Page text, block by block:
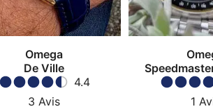
Omega
De Ville
4.4
3 Avis
1